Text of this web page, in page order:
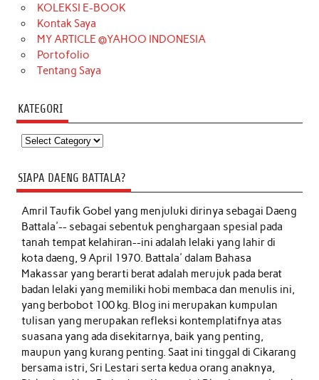
KOLEKSI E-BOOK
Kontak Saya
MY ARTICLE @YAHOO INDONESIA
Portofolio
Tentang Saya
KATEGORI
Kategori
SIAPA DAENG BATTALA?
Amril Taufik Gobelyang menjuluki dirinya sebagai Daeng
Battala'-- sebagai sebentuk penghargaan spesial pada
tanah tempat kelahiran--ini adalah lelaki yang lahir di
kota daeng, 9 April 1970. Battala' dalam Bahasa
Makassar yang berarti berat adalah merujuk pada berat
badan lelaki yang memiliki hobi membaca dan menulis ini,
yang berbobot 100 kg. Blog ini merupakan kumpulan
tulisan yang merupakan refleksi kontemplatifnya atas
suasana yang ada disekitarnya, baik yang penting,
maupun yang kurang penting. Saat ini tinggal di Cikarang
bersama istri, Sri Lestari serta kedua orang anaknya,